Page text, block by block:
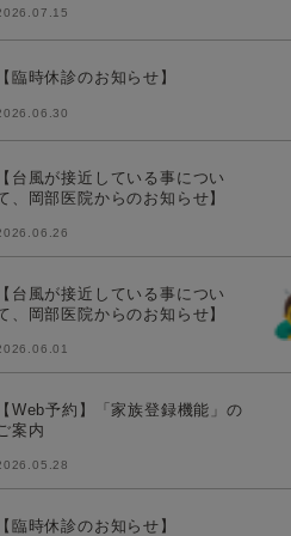
臨時休診のお知らせ】
台風が接近している事につい
、岡部医院からのお知らせ】
台風が接近している事につい
、岡部医院からのお知らせ】
Web予約】「家族登録機能」の
案内
臨時休診のお知らせ】